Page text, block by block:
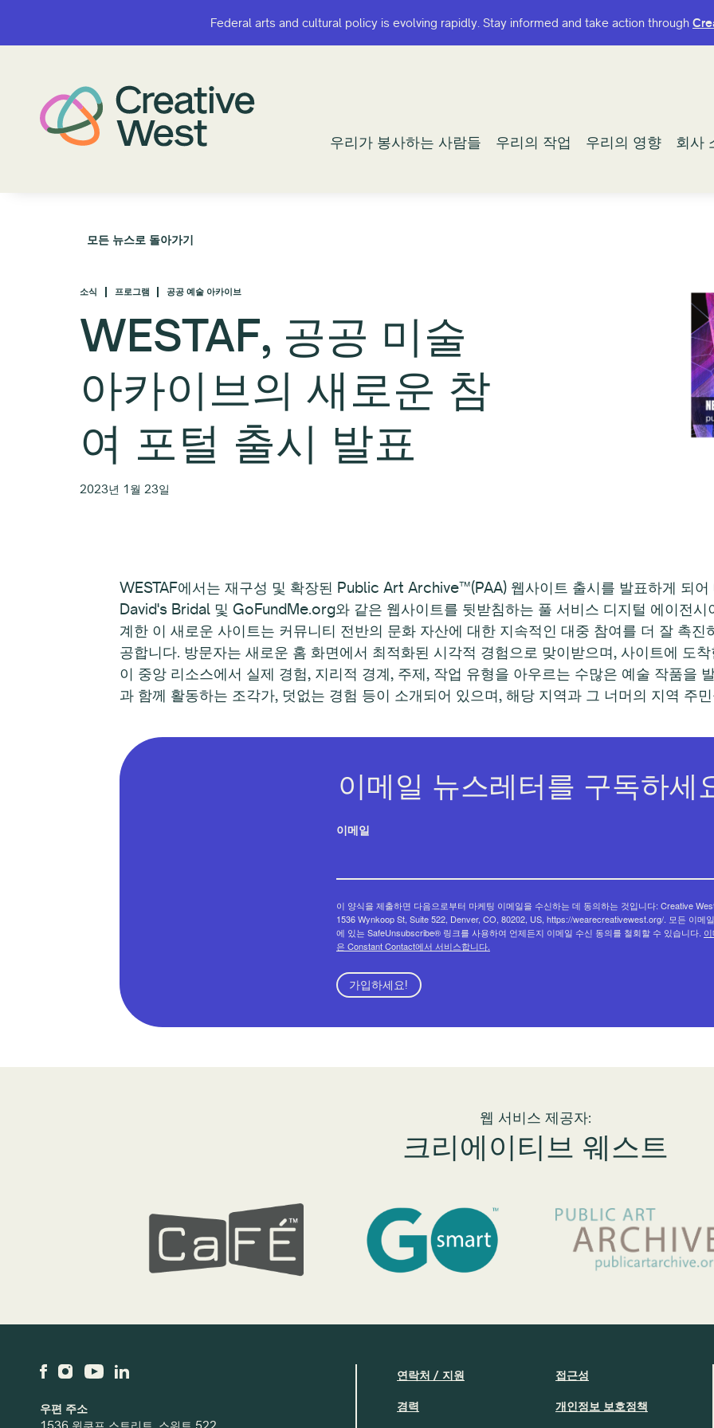
Federal arts and cultural policy is evolving rapidly. Stay informed and take action through
우리가 봉사하는 사람들 우리의 작업 우리의 영향 회사
Federal arts and cultural policy is evolving rapidly. Stay informed and take action through
우리가 봉사하는 사람들 우리의 작업 우리의 영향 회사
모든 뉴스로 돌아가기
소식 프로그램 공공 예술 아카이브
WESTAF, 공공 미술
아카이브의 새로운 참
여 포털 출시 발표
2023년 1월 23일
WESTAF에서는 재구성 및 확장된 Public Art Archive™(PAA) 웹사이트 출시를 발표하게 되어
David's Bridal 및 GoFundMe.org와 같은 웹사이트를 뒷받침하는 풀 서비스 디지털 에이전
계한 이 새로운 사이트는 커뮤니티 전반의 문화 자산에 대한 지속적인 대중 참여를 더 잘 촉
공합니다. 방문자는 새로운 홈 화면에서 최적화된 시각적 경험으로 맞이받으며, 사이트에 도
이 중앙 리소스에서 실제 경험, 지리적 경계, 주제, 작업 유형을 아우르는 수많은 예술 작품을
과 함께 활동하는 조각가, 덧없는 경험 등이 소개되어 있으며, 해당 지역과 그 너머의 지역 주
이메일 뉴스레터를 구독하세
이메일
이 양식을 제출하면 다음으로부터 마케팅 이메일을 수신하는 데 동의하는 것입니다: Creative
1536 Wynkoop St, Suite 522, Denver, CO, 80202, US, https://wearecreativewest.org/. 모든 이메
에 있는 SafeUnsubscribe® 링크를 사용하여 언제든지 이메일 수신 동의를 철회할 수 있습니다.
은 Constant Contact에서 서비스합니다.
가입하세요!
웹 서비스 제공자:
크리에이티브 웨스트
우편 주소
연락처 / 지원
경력
접근성
개인정보 보호정책